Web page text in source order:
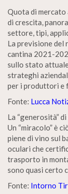
Quota di
di crescita,
settore, tipi,
La previsione del
cantina 2021-
sullo stato
strateghi
per i produttori e
Fonte: Lucca
La “generosità”
Un “miracolo” è
piene di vino sul
oculari che
trasporto in
sono quasi certo
Fonte: Intorno